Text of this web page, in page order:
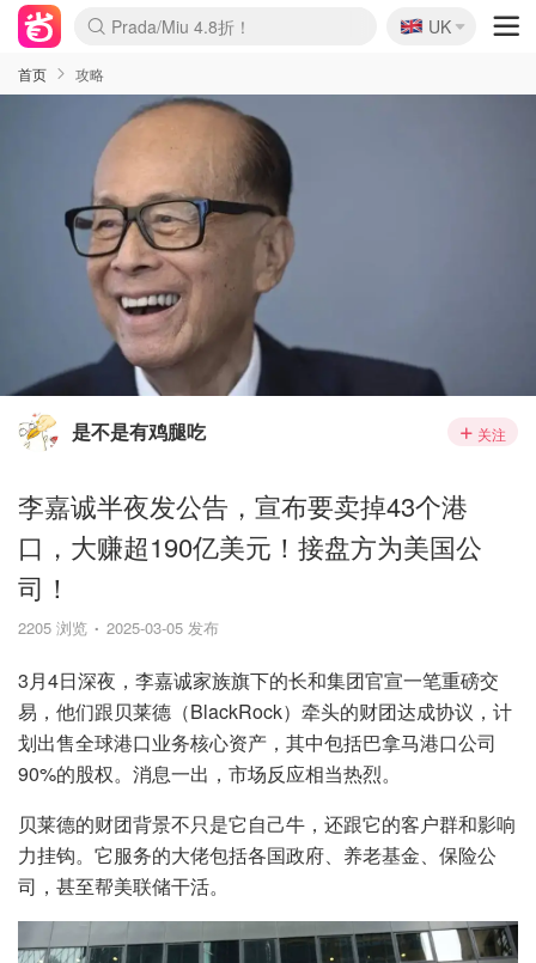
Prada/Miu 4.8折！
🇬🇧
UK
首页 攻略
是不是有鸡腿吃 关注
李嘉诚半夜发公告，宣布要卖掉43个港
口，大赚超190亿美元！接盘方为美国公
司！
2205 浏览 2025-03-05 发布
3月4日深夜，李嘉诚家族旗下的长和集团官宣一笔重磅交
易，他们跟贝莱德（BlackRock）牵头的财团达成协议，计
划出售全球港口业务核心资产，其中包括巴拿马港口公司
90%的股权。消息一出，市场反应相当热烈。
贝莱德的财团背景不只是它自己牛，还跟它的客户群和影响
力挂钩。它服务的大佬包括各国政府、养老基金、保险公
司，甚至帮美联储干活。